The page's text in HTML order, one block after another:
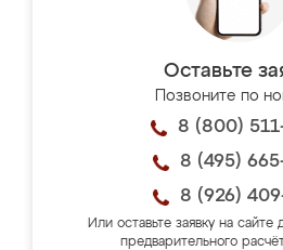
Оставьте
Позвоните по
8 (800)
8 (495)
8 (926)
Или оставьте заявку на сайте
предварительного